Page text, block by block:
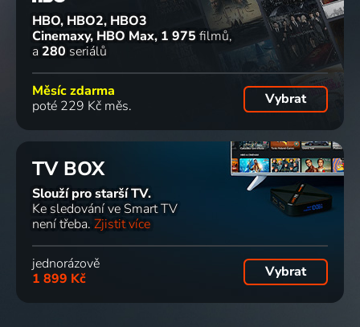
HBO, HBO2, HBO3
Cinemaxy, HBO Max 1 975 filmů
a 280 seriálů
Měsíc zdarma
poté 229 Kč měs.
Vybrat
TV BOX
Slouží pro starší TV.
Ke sledování ve Smart TV
není třeba. Zjistit více
jednorázově
1 899 Kč
Vybrat